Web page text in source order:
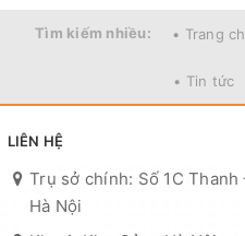
Tìm kiếm nhiều: • Trang
• Tin tức
LIÊN HỆ
Trụ sở chính: Số 1C
Hà Nội